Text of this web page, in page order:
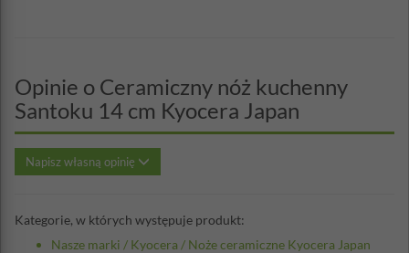
Opinie o Ceramiczny nóż kuchenny
Santoku 14 cm Kyocera Japan
Napisz własną opinię
Kategorie, w których występuje produkt:
Nasze marki / Kyocera / Noże ceramiczne Kyocera Japan